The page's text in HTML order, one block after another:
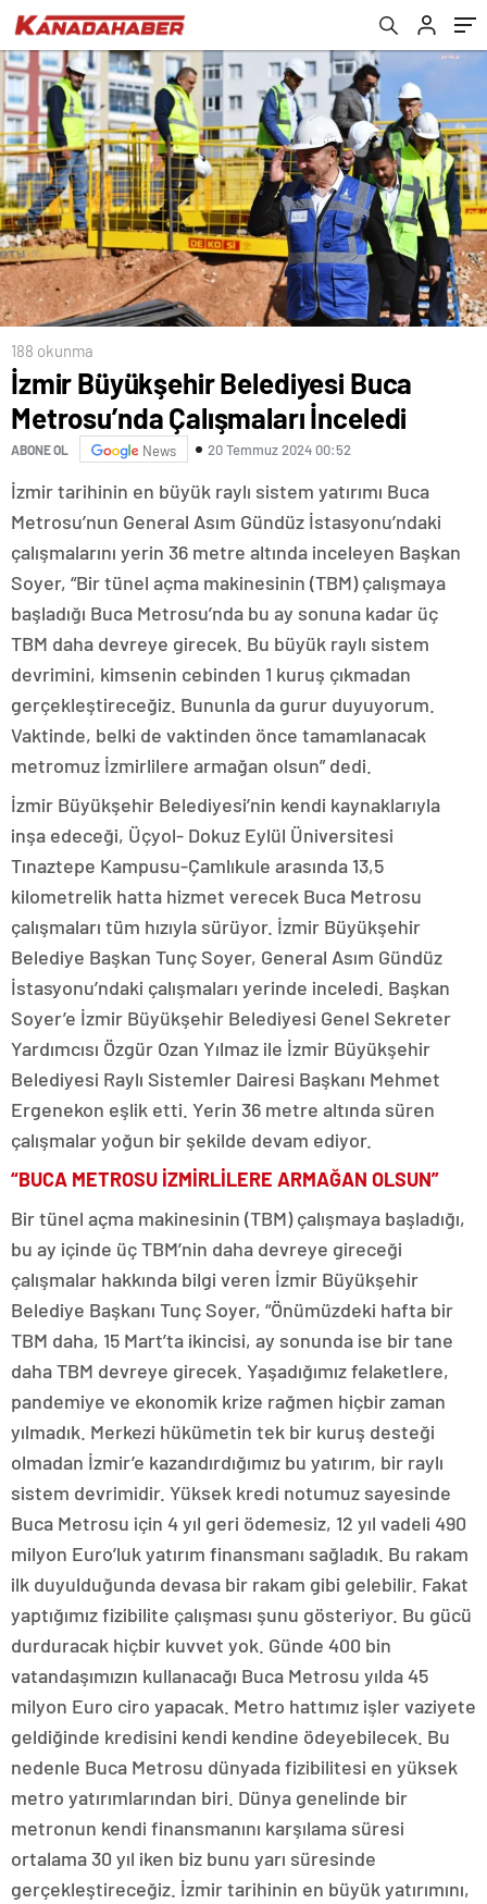
188 okunma
İzmir Büyükşehir Belediyesi Buca
Metrosu’nda Çalışmaları İnceledi
ABONE OL News 20 Temmuz 2024 00:52
İzmir tarihinin en büyük raylı sistem yatırımı Buca
Metrosu’nun General Asım Gündüz İstasyonu’ndaki
çalışmalarını yerin 36 metre altında inceleyen Başkan
Soyer, “Bir tünel açma makinesinin (TBM) çalışmaya
başladığı Buca Metrosu’nda bu ay sonuna kadar üç
TBM daha devreye girecek. Bu büyük raylı sistem
devrimini, kimsenin cebinden 1 kuruş çıkmadan
gerçekleştireceğiz. Bununla da gurur duyuyorum.
Vaktinde, belki de vaktinden önce tamamlanacak
metromuz İzmirlilere armağan olsun” dedi.
İzmir Büyükşehir Belediyesi’nin kendi kaynaklarıyla
inşa edeceği, Üçyol- Dokuz Eylül Üniversitesi
Tınaztepe Kampusu-Çamlıkule arasında 13,5
kilometrelik hatta hizmet verecek Buca Metrosu
çalışmaları tüm hızıyla sürüyor. İzmir Büyükşehir
Belediye Başkan Tunç Soyer, General Asım Gündüz
İstasyonu’ndaki çalışmaları yerinde inceledi. Başkan
Soyer’e İzmir Büyükşehir Belediyesi Genel Sekreter
Yardımcısı Özgür Ozan Yılmaz ile İzmir Büyükşehir
Belediyesi Raylı Sistemler Dairesi Başkanı Mehmet
Ergenekon eşlik etti. Yerin 36 metre altında süren
çalışmalar yoğun bir şekilde devam ediyor.
“BUCA METROSU İZMİRLİLERE ARMAĞAN OLSUN”
Bir tünel açma makinesinin (TBM) çalışmaya başladığı,
bu ay içinde üç TBM’nin daha devreye gireceği
çalışmalar hakkında bilgi veren İzmir Büyükşehir
Belediye Başkanı Tunç Soyer, “Önümüzdeki hafta bir
TBM daha, 15 Mart’ta ikincisi, ay sonunda ise bir tane
daha TBM devreye girecek. Yaşadığımız felaketlere,
pandemiye ve ekonomik krize rağmen hiçbir zaman
yılmadık. Merkezi hükümetin tek bir kuruş desteği
olmadan İzmir’e kazandırdığımız bu yatırım, bir raylı
sistem devrimidir. Yüksek kredi notumuz sayesinde
Buca Metrosu için 4 yıl geri ödemesiz, 12 yıl vadeli 490
milyon Euro’luk yatırım finansmanı sağladık. Bu rakam
ilk duyulduğunda devasa bir rakam gibi gelebilir. Fakat
yaptığımız fizibilite çalışması şunu gösteriyor. Bu gücü
durduracak hiçbir kuvvet yok. Günde 400 bin
vatandaşımızın kullanacağı Buca Metrosu yılda 45
milyon Euro ciro yapacak. Metro hattımız işler vaziyete
geldiğinde kredisini kendi kendine ödeyebilecek. Bu
nedenle Buca Metrosu dünyada fizibilitesi en yüksek
metro yatırımlarından biri. Dünya genelinde bir
metronun kendi finansmanını karşılama süresi
ortalama 30 yıl iken biz bunu yarı süresinde
gerçekleştireceğiz. İzmir tarihinin en büyük yatırımını,